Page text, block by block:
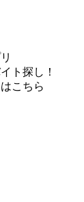
ト探し！
こちら